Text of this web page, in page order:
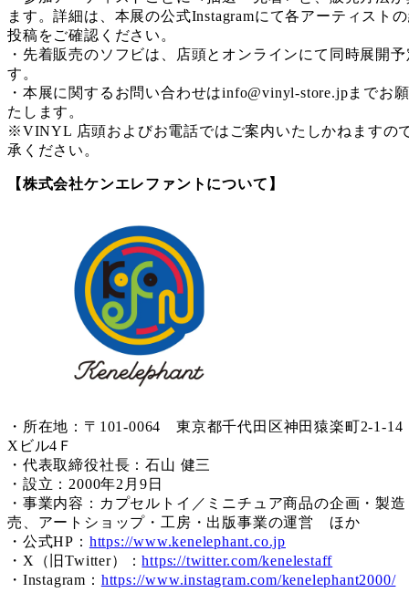
ます。詳細は、本展の公式Instagramにて各アーティスト
投稿をご確認ください。
・先着販売のソフビは、店頭とオンラインにて同時展開
す。
・本展に関するお問い合わせはinfo@vinyl-store.jpまでお
たします。
※VINYL 店頭およびお電話ではご案内いたしかねますの
承ください。
【株式会社ケンエレファントについて】
・所在地：〒101-0064 東京都千代田区神田猿楽町2-1-
Xビル4Ｆ
・代表取締役社長：石山 健三
・設立：2000年2月9日
・事業内容：カプセルトイ／ミニチュア商品の企画・製
売、アートショップ・工房・出版事業の運営 ほか
・公式HP： https://www.kenelephant.co.jp
・X（旧Twitter）：https://twitter.com/kenelestaff
・Instagram： https://www.instagram.com/kenelephant2000/